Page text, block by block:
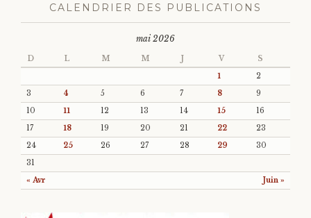
CALENDRIER DES PUBLICATIONS
mai 2026
D L M M J V S
« Avr Juin »
1
2
3
4 5 6 7 8
9
10
11 12 13 14 15
16
17
18 19 20 21 22
23
24
25 26 27 28 29
30
31